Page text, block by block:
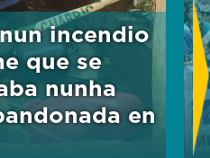
incendio
que se
nunha
en